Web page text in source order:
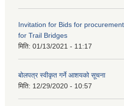
Invitation for Bids for
for Trail Bridges
मिति: 01/13/2021 - 11:17
बोलपत्र स्वीकृत गर्ने आशयको सूचना
मिति: 12/29/2020 - 10:57